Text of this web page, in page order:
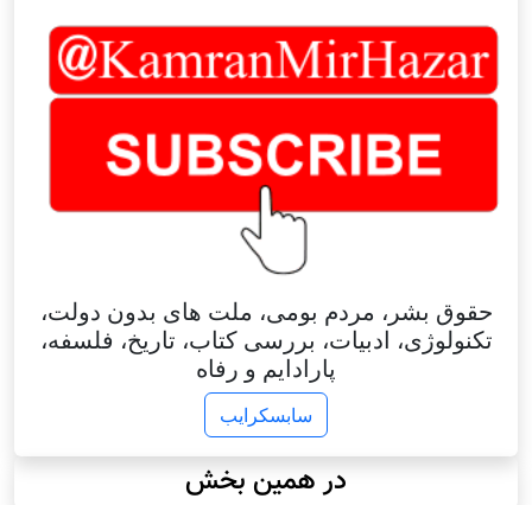
حقوق بشر، مردم بومی، ملت های بدون دولت،
تکنولوژی، ادبیات، بررسی کتاب، تاریخ، فلسفه،
پارادایم و رفاه
سابسکرایب
در همین بخش